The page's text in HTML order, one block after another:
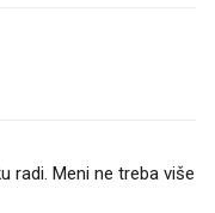
radi. Meni ne treba više